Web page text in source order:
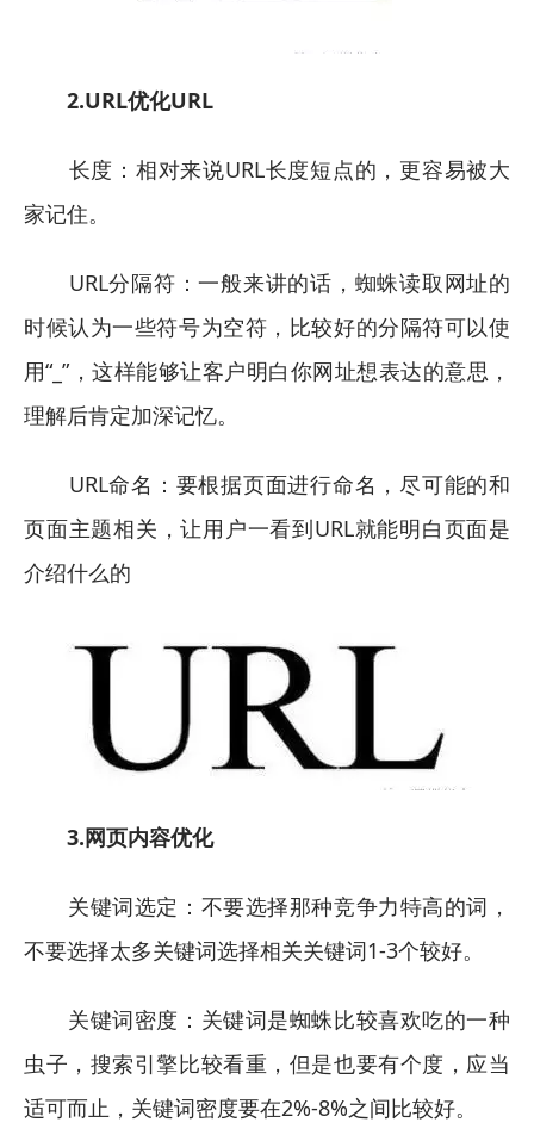
2.URL优化URL
长度：相对来说URL长度短点的，更容易被大
家记住。
URL分隔符：一般来讲的话，蜘蛛读取网址的
时候认为一些符号为空符，比较好的分隔符可以使
用“_”，这样能够让客户明白你网址想表达的意思，
理解后肯定加深记忆。
URL命名：要根据页面进行命名，尽可能的和
页面主题相关，让用户一看到URL就能明白页面是
介绍什么的
3.网页内容优化
关键词选定：不要选择那种竞争力特高的词，
不要选择太多关键词选择相关关键词1-3个较好。
关键词密度：关键词是蜘蛛比较喜欢吃的一种
虫子，搜索引擎比较看重，但是也要有个度，应当
适可而止，关键词密度要在2%-8%之间比较好。